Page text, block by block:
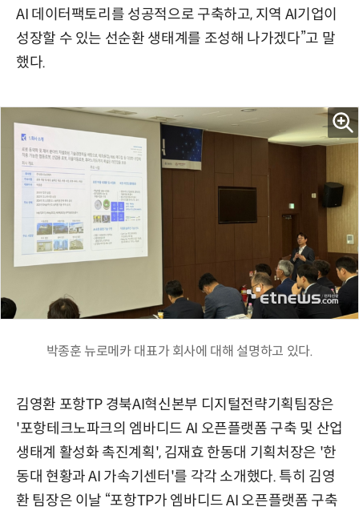
AI 데이터팩토리를 성공적으로 구축하고, 지역 AI기업이
성장할 수 있는 선순환 생태계를 조성해 나가겠다”고 말
했다.
박종훈 뉴로메카 대표가 회사에 대해 설명하고 있다.
김영환 포항TP 경북AI혁신본부 디지털전략기획팀장은
'포항테크노파크의 엠바디드 AI 오픈플랫폼 구축 및 산업
생태계 활성화 촉진계획', 김재효 한동대 기획처장은 '한
동대 현황과 AI 가속기센터'를 각각 소개했다. 특히 김영
환 팀장은 이날 “포항TP가 엠바디드 AI 오픈플랫폼 구축